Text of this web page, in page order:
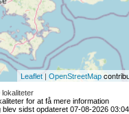
Leaflet | OpenStreetMap
lokaliteter
for at få mere information
sidst opdateret 07-08-2026